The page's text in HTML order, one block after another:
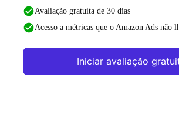
Avaliação gratuita de 30 dias
Acesso a métricas que o Amazon Ads não
Iniciar avaliação